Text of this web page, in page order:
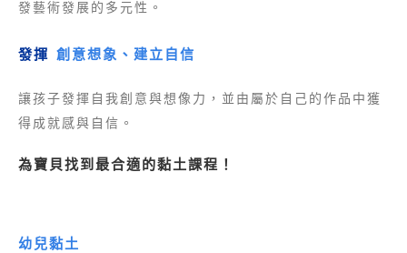
發藝術發展的多元性。
發揮 創意想象、建立自信
讓孩子發揮自我創意與想像力，並由屬於自己的作品中獲
得成就感與自信。
為寶貝找到最合適的黏土課程！
幼兒黏土